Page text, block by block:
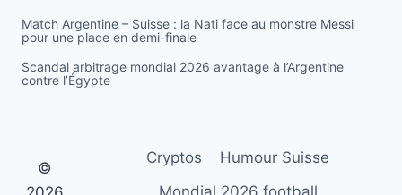
Match Argentine – Suisse : la Nati face au monstre Messi
pour une place en demi-finale
Scandal arbitrage mondial 2026 avantage à l’Argentine
contre l’Égypte
©
Cryptos
Humour Suisse
Mondial 2026 football